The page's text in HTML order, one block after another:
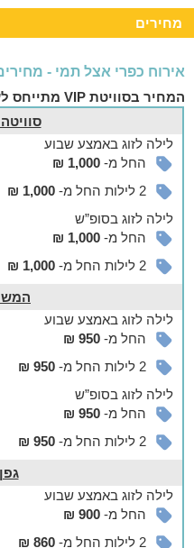
עמדת BBQ
מגוון פינות ישיבה ומיטות
אפשר להזמין
בתיאום מראש ובתוספת תשלום
בסביבה
מה עושים באזור?
הישוב נאות גולן ממוקם
ואתרי בילוי רבים כגון חמת גדר,
נחלי הצפון, שייט קיאקים,
ועוד.
מחירים
אירוח כפרי אצל תמי -
המחיר בסוויטת VIP מתייחס לעד 8 איש
לילהלזוג באמצע שבוע
החל מ-1,000 ₪
2 לילות החל מ-
1,000 ₪
לילהלזוג בסופ”ש
החל מ-1,000 ₪
2 לילות החל מ-
1,000 ₪
לילהלזוג באמצע שבוע
החל מ-950 ₪
2 לילות החל מ-
950 ₪
לילהלזוג בסופ”ש
החל מ-950 ₪
2 לילות החל מ-
950 ₪
לילהלזוג באמצע שבוע
החל מ-900 ₪
2 לילות החל מ-
860 ₪